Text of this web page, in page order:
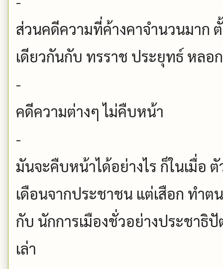
ส่วนคดีความที่ค้างคาจำนวนมาก
เดียวกันกับ ทรราช ประยุทธ์ หลอ
-
คดีความต่างๆ ไม่คืบหน้า
-
มันจะคืบหน้าได้อย่างไร ก็ในเมื่อ
เดือนจากประชาชน แต่เสือก ทำ
กับ นักการเมืองชั่วอย่างประชาธิ
เล่า